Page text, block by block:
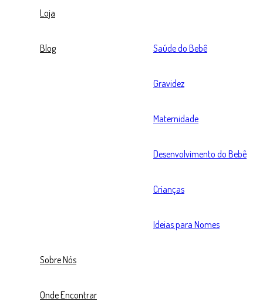
Loja
Blog Saúde do Bebê
Gravidez
Maternidade
Desenvolvimento do Bebê
Crianças
Ideias para Nomes
Sobre Nós
Onde Encontrar